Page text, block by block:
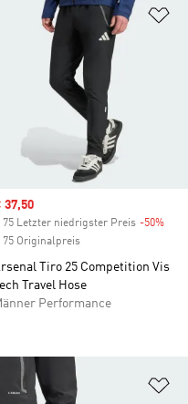
hinzufügen
price
37,50
75 Letzter niedrigster Preis -50%
75 Originalpreis
Tiro 25 Competition Vis
Tech Travel Hose
Performance